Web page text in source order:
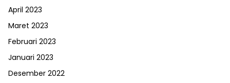
April 2023
Maret 2023
Februari 2023
Januari 2023
Desember 2022